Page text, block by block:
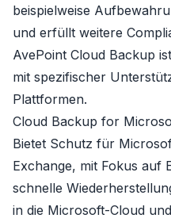
beispielweise
und erfüllt weitere
AvePoint Cloud Backup
mit spezifischer
Plattformen.
Cloud Backup for
Bietet Schutz für
Exchange, mit Fokus auf
schnelle
in die Microsoft-Cloud